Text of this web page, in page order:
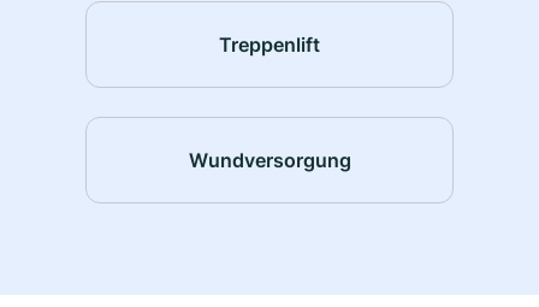
Treppenlift
Wundversorgung